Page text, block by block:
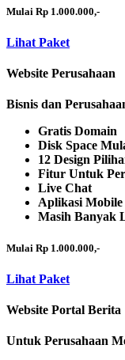
Mulai Rp 1.000.000,-
Lihat Paket
Website Perusahaan
Bisnis dan
Gratis Domain
Disk Space
12 Design
Fitur Untuk
Live Chat
Aplikasi Mobile
Masih Banyak
Mulai Rp 1.000.000,-
Lihat Paket
Website Portal Berita
Untuk Perusahaan